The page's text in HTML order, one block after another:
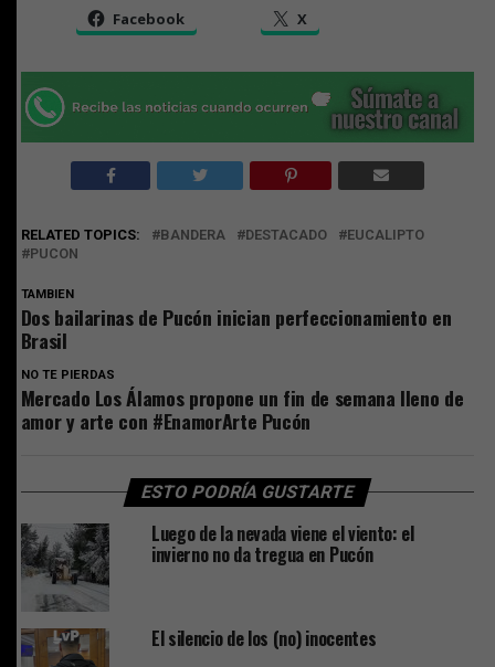
Facebook X
RELATED TOPICS: BANDERA DESTACADO
EUCALIPTO
PUCON
TAMBIEN
Dos bailarinas de Pucón inician perfeccionamiento en
Brasil
NO TE PIERDAS
Mercado Los Álamos propone un fin de semana lleno de
amor y arte con #EnamorArte Pucón
ESTO PODRÍA GUSTARTE
Luego de la nevada viene el viento: el
invierno no da tregua en Pucón
El silencio de los (no) inocentes